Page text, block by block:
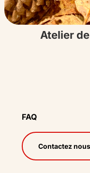
Atelier
FAQ
Contactez nous